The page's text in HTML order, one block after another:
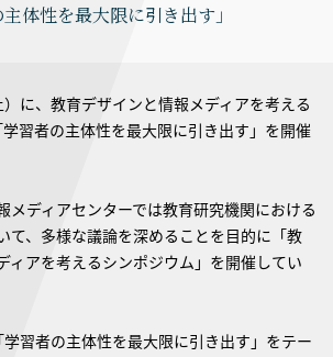
体性を最大限に引き出す」
に、教育デザインと情報メディアを考える
習者の主体性を最大限に引き出す」を開催
メディアセンターでは教育研究機関における
て、多様な議論を深めることを目的に「教
ィアを考えるシンポジウム」を開催してい
習者の主体性を最大限に引き出す」をテー